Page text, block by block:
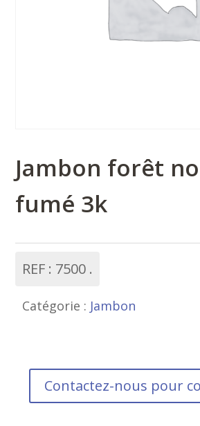
Jambon forêt
fumé 3k
REF : 7500
Catégorie : Jambon
Contactez-nous pour